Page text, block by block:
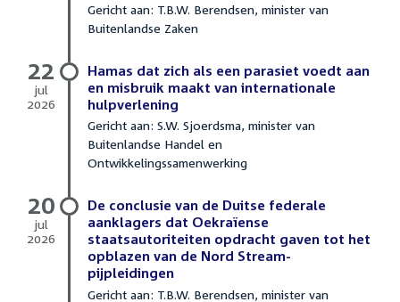
Gericht aan: T.B.W. Berendsen, minister van
Buitenlandse Zaken
augustus
Hamas dat zich als een parasiet voedt aan
en misbruik maakt van internationale
hulpverlening
Gericht aan: S.W. Sjoerdsma, minister van
Buitenlandse Handel en
Ontwikkelingssamenwerking
22
jul
2026
De conclusie van de Duitse federale
aanklagers dat Oekraïense
staatsautoriteiten opdracht gaven tot het
opblazen van de Nord Stream-
pijpleidingen
Gericht aan: T.B.W. Berendsen, minister van
20
jul
2026